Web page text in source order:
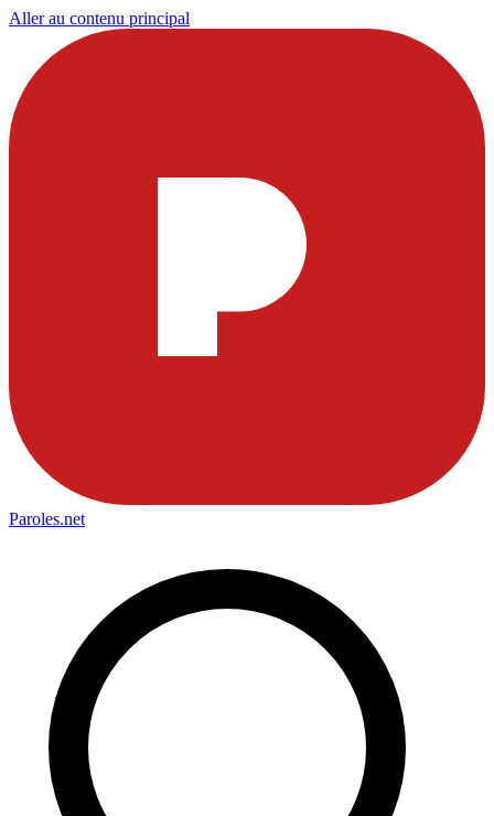
Aller au contenu principal
Paroles.net